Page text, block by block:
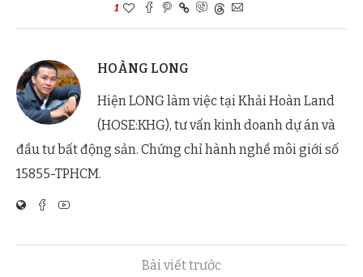
1
HOÀNG LONG
Hiện LONG làm việc tại Khải Hoàn Land
(HOSE:KHG), tư vấn kinh doanh dự án và
đầu tư bất động sản. Chứng chỉ hành nghề môi giới số
15855-TPHCM.
Bài viết trước